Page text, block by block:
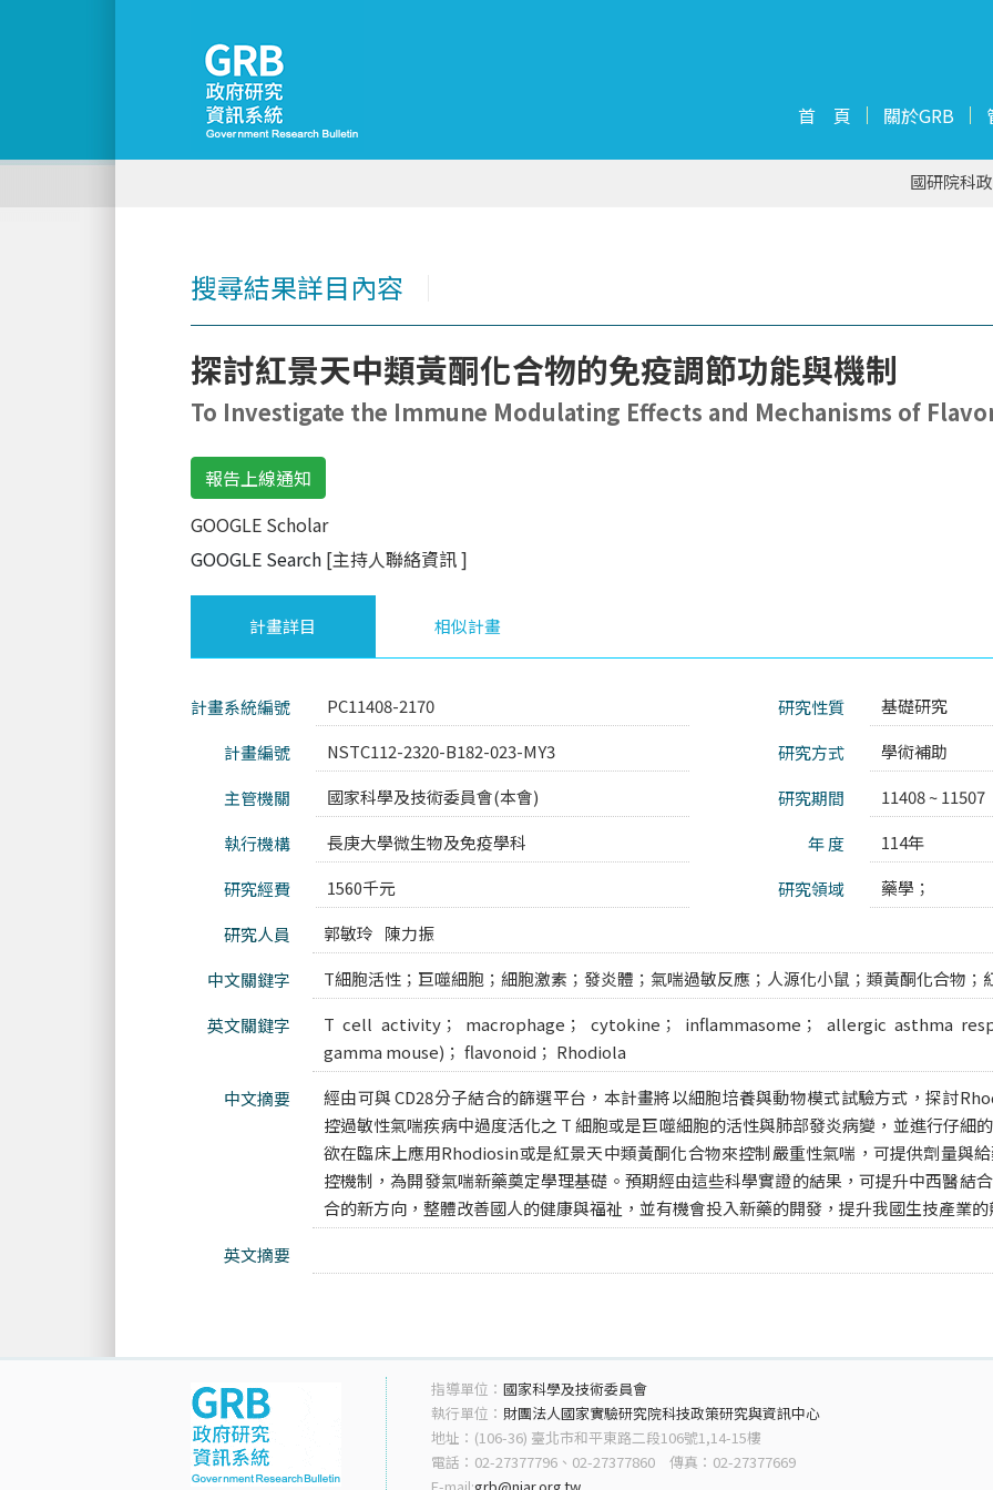
首 頁 關於GRB
國研院科
搜尋結果詳目內容
探討紅景天中類黃酮化合物的免疫調節功能與機制
To Investigate the Immune Modulating Effects and Mechanisms of
報告上線通知
GOOGLE Scholar
GOOGLE Search [主持人聯絡資訊]
計畫詳目 相似計畫
計畫系統編號 PC11408-2170 研究性質
基礎研究
計畫編號
NSTC112-2320-B182-023-MY3 研究方式
學術補助
主管機關
國家科學及技術委員會(本會) 研究期間
11408 ~ 11507
執行機構
長庚大學微生物及免疫學科 年 度
114年
研究經費
1560千元 研究領域
藥學；
研究人員
郭敏玲 陳力振
中文關鍵字
T細胞活性；巨噬細胞；細胞激素；發炎體；氣喘過敏反應；人源化小鼠；類黃酮化合物；
英文關鍵字
T cell activity； macrophage； cytokine； inflammasome； allergic asthma
gamma mouse)； flavonoid； Rhodiola
中文摘要
經由可與 CD28分子結合的篩選平台，本計畫將以細胞培養與動物模式試驗方式，探討
控過敏性氣喘疾病中過度活化之 T 細胞或是巨噬細胞的活性與肺部發炎病變，並進行仔細
欲在臨床上應用Rhodiosin或是紅景天中類黃酮化合物來控制嚴重性氣喘，可提供劑量與
控機制，為開發氣喘新藥奠定學理基礎。預期經由這些科學實證的結果，可提升中西醫結
合的新方向，整體改善國人的健康與福祉，並有機會投入新藥的開發，提升我國生技產業
英文摘要
指導單位： 國家科學及技術委員會
執行單位： 財團法人國家實驗研究院科技政策研究與資訊中心
地址：(106-36) 臺北市和平東路二段106號1,14-15樓
電話：02-27377796、02-27377860 傳真：02-27377669